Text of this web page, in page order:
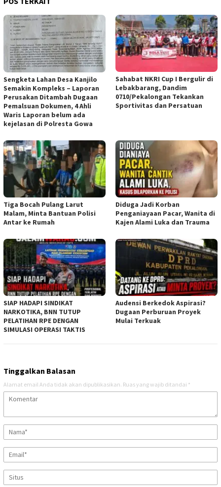
Sengketa Lahan Desa Kanjilo
Semakin Kompleks – Laporan
Perusakan Ditambah Dugaan
Pemalsuan Dokumen, 4 Ahli
Waris Laporan belum ada
kejelasan di Polresta Gowa
Sahabat NKRI Cup I Bergulir di
Lebakbarang, Dandim
0710/Pekalongan Tekankan
Sportivitas dan Persatuan
Tiga Bocah Pulang Larut
Malam, Minta Bantuan Polisi
Antar ke Rumah
Diduga Jadi Korban
Penganiayaan Pacar, Wanita di
Kajen Alami Luka dan Trauma
SIAP HADAPI SINDIKAT
NARKOTIKA, BNN TUTUP
PELATIHAN RPE DENGAN
SIMULASI OPERASI TAKTIS
Audensi Berkedok Aspirasi?
Dugaan Perburuan Proyek
Mulai Terkuak
Tinggalkan Balasan
Alamat email Anda tidak akan dipublikasikan. Ruas yang wajib ditandai *